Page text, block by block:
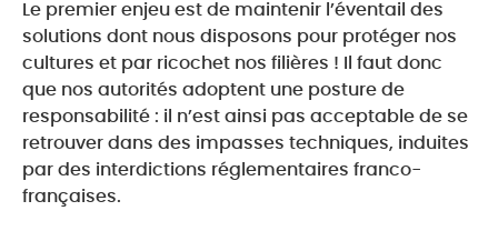
Le premier enjeu est de maintenir l’éventail des
solutions dont nous disposons pour protéger nos
cultures et par ricochet nos filières ! Il faut donc
que nos autorités adoptent une posture de
responsabilité : il n’est ainsi pas acceptable de se
retrouver dans des impasses techniques, induites
par des interdictions réglementaires franco-
françaises.